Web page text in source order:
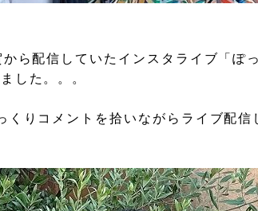
ら配信していたインスタライブ「ぽ
した。。。
くりコメントを拾いながらライブ配信